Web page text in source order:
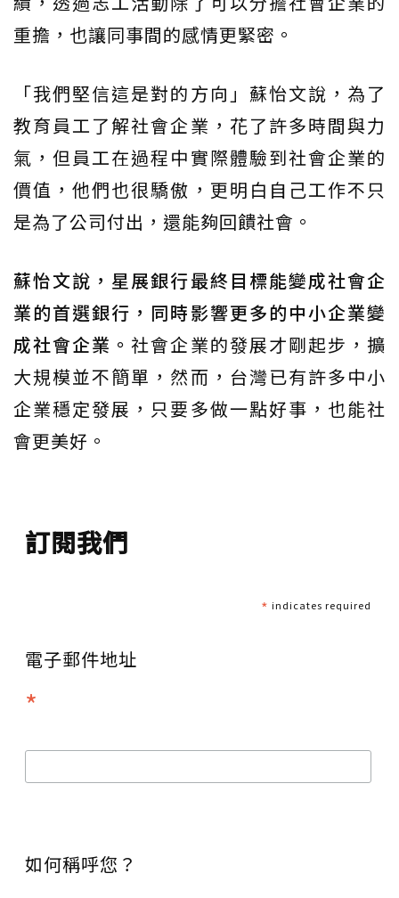
重擔，也讓同事間的感情更緊密。
「我們堅信這是對的方向」蘇怡文說，為了
教育員工了解社會企業，花了許多時間與力
氣，但員工在過程中實際體驗到社會企業的
價值，他們也很驕傲，更明白自己工作不只
是為了公司付出，還能夠回饋社會。
蘇怡文說，星展銀行最終目標能變成社會企
業的首選銀行，同時影響更多的中小企業變
成社會企業。社會企業的發展才剛起步，擴
大規模並不簡單，然而，台灣已有許多中小
企業穩定發展，只要多做一點好事，也能社
會更美好。
訂閱我們
* indicates required
電子郵件地址
*
如何稱呼您？